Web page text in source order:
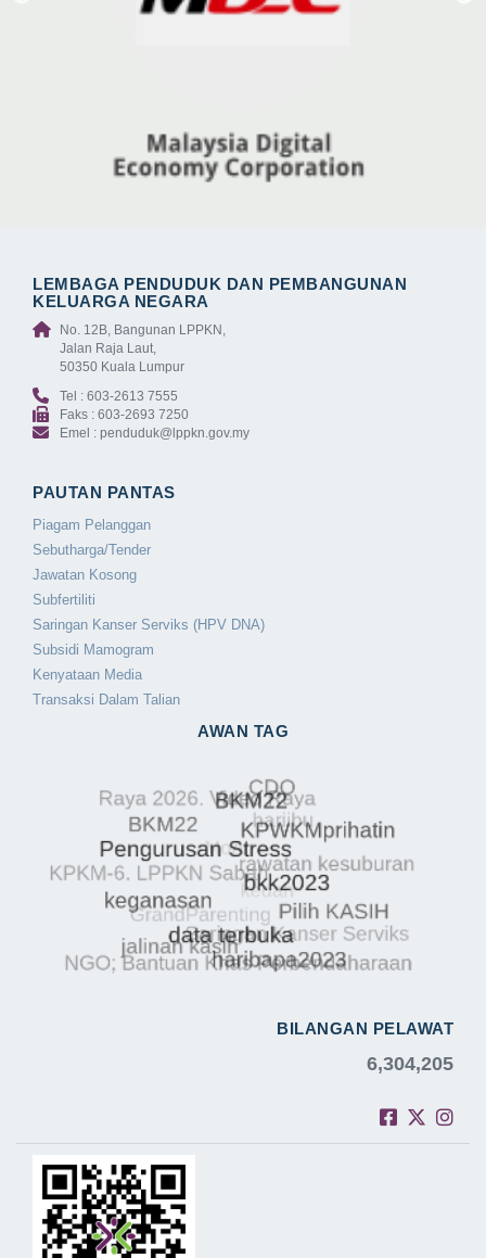
LEMBAGA PENDUDUK DAN PEMBANGUNAN
KELUARGA NEGARA
No. 12B, Bangunan LPPKN,
Jalan Raja Laut,
50350 Kuala Lumpur
Tel : 603-2613 7555
Faks : 603-2693 7250
Emel : penduduk@lppkn.gov.my
PAUTAN PANTAS
Piagam Pelanggan
Sebutharga/Tender
Jawatan Kosong
Subfertiliti
Saringan Kanser Serviks (HPV DNA)
Subsidi Mamogram
Kenyataan Media
Transaksi Dalam Talian
AWAN TAG
BILANGAN PELAWAT
6,304,205